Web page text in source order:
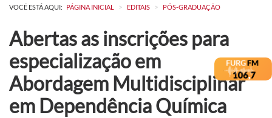
VOCÊ ESTÁ AQUI: PÁGINA INICIAL > EDITAIS > PÓS-GRADUAÇÃO
Abertas as inscrições para
especialização em
Abordagem Multidisciplinar
em Dependência Química